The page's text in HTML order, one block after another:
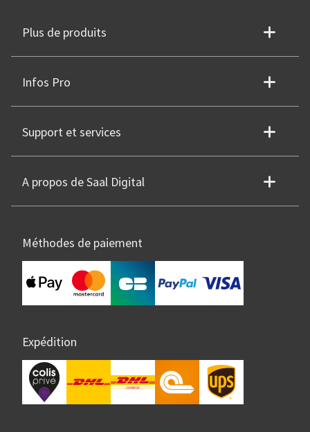
Plus de produits
Infos Pro
Support et services
A propos de Saal Digital
Méthodes de paiement
Expédition